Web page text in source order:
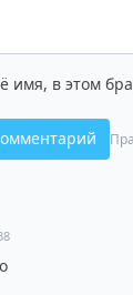
имя, в этом